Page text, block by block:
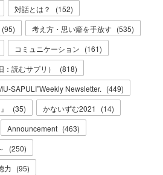
対話とは？ (152)
(95) 考え方・思い癖を手放す (535)
コミュニケーション (161)
読むサプリ）
(818)
SAPULI”Weekly Newsletter. (449)
(35) かないずむ2021 (14)
Announcement (463)
(250)
力 (95)